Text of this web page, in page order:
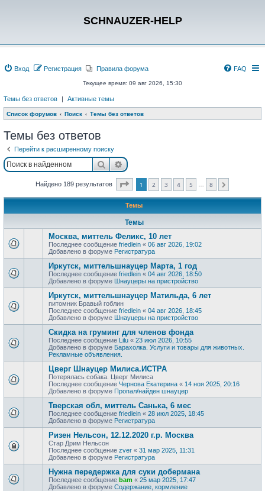
SCHNAUZER-HELP
Вход Регистрация Правила форума FAQ
Текущее время: 09 авг 2026, 15:30
Темы без ответов | Активные темы
Список форумов Поиск Темы без ответов
Темы без ответов
Перейти к расширенному поиску
ПоискРасширенный поиск
Найдено 189 результатов Страница из
1 2 3 4 5 8
Темы
Темы
Москва, миттель Феликс, 10 лет
Последнее сообщение friedlein « 06 авг 2026, 19:02
Добавлено в форуме Регистратура
Иркутск, миттельшнауцер Марта, 1 год
Последнее сообщение friedlein « 04 авг 2026, 18:50
Добавлено в форуме Шнауцеры на пристройство
Иркутск, миттельшнауцер Матильда, 6 лет
питомник Бравый гоблин
Последнее сообщение friedlein « 04 авг 2026, 18:45
Добавлено в форуме Шнауцеры на пристройство
Скидка на груминг для членов фонда
Последнее сообщение Lilu « 23 июл 2026, 10:55
Добавлено в форуме Барахолка. Услуги и товары для животных.
Рекламные объявления.
Цверг Шнауцер Милиса.ИСТРА
Потерялась собака. Цверг Милиса
Последнее сообщение Чернова Екатерина « 14 ноя 2025, 20:16
Добавлено в форуме Пропал/найден шнауцер
Тверская обл, миттель Санька, 6 мес
Последнее сообщение friedlein « 28 июл 2025, 18:45
Добавлено в форуме Регистратура
Ризен Нельсон, 12.12.2020 г.р. Москва
Стар Дрим Нельсон
Последнее сообщение zver « 31 мар 2025, 11:31
Добавлено в форуме Регистратура
Нужна передержка для суки добермана
Последнее сообщение bam « 25 мар 2025, 17:47
Добавлено в форуме Содержание, кормление